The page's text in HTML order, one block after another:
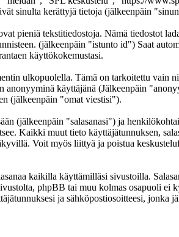
sinulta kerättyjä tietoja (jälkeenpäin
pieniä tekstitiedostoja. Nämä tiedostot
(jälkeenpäin "istunto id") Saat
käyttökokemustasi.
ulkopuolella. Tämä on tarkoitettu
anonyyminä käyttäjänä (Jälkeenpäin
(jälkeenpäin "omat viestisi").
(jälkeenpäin "salasanasi") ja
Kaikki muut tieto käyttäjätunnuksen,
Voit myös liittyä ja poistua
kaikilla käyttämilläsi sivustoilla.
phpBB tai muu kolmas osapuoli ei
ja sähköpostiosoitteesi, jonka